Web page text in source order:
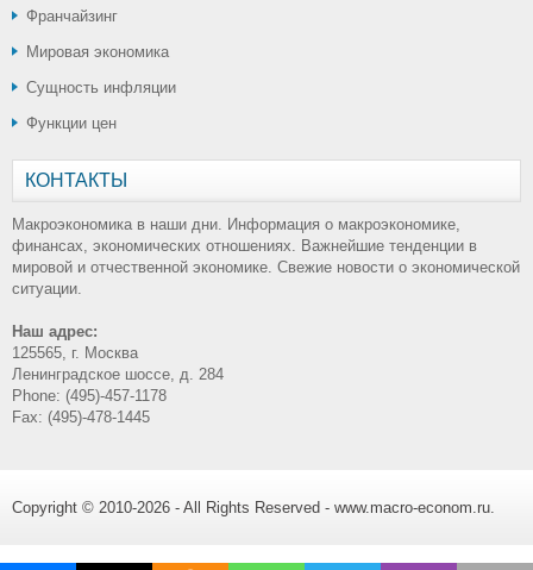
Франчайзинг
Мировая экономика
Сущность инфляции
Функции цен
КОНТАКТЫ
Макроэкономика в наши дни. Информация о макроэкономике,
финансах, экономических отношениях. Важнейшие тенденции в
мировой и отчественной экономике. Свежие новости о экономической
ситуации.
Наш адрес:
125565, г. Москва
Ленинградское шоссе, д. 284
Phone: (495)-457-1178
Fax: (495)-478-1445
Copyright © 2010-2026 - All Rights Reserved - www.macro-econom.ru.